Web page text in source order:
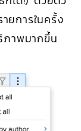
ยการในครั้ง
ภาพมากขึ้น